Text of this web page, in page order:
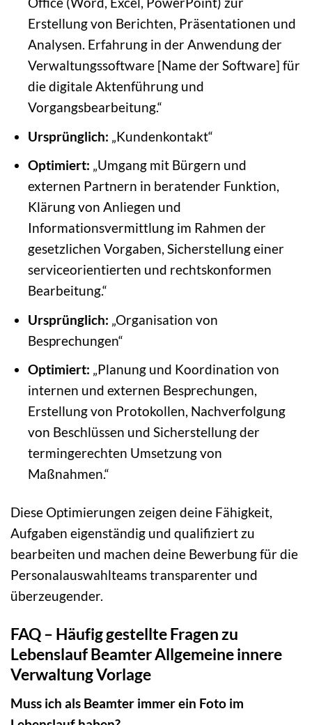
Erstellung von Berichten, Präsentationen und
Analysen. Erfahrung in der Anwendung der
Verwaltungssoftware [Name der Software] für
die digitale Aktenführung und
Vorgangsbearbeitung.“
Ursprünglich: „Kundenkontakt“
Optimiert: „Umgang mit Bürgern und
externen Partnern in beratender Funktion,
Klärung von Anliegen und
Informationsvermittlung im Rahmen der
gesetzlichen Vorgaben, Sicherstellung einer
serviceorientierten und rechtskonformen
Bearbeitung.“
Ursprünglich: „Organisation von
Besprechungen“
Optimiert: „Planung und Koordination von
internen und externen Besprechungen,
Erstellung von Protokollen, Nachverfolgung
von Beschlüssen und Sicherstellung der
termingerechten Umsetzung von
Maßnahmen.“
Diese Optimierungen zeigen deine Fähigkeit,
Aufgaben eigenständig und qualifiziert zu
bearbeiten und machen deine Bewerbung für die
Personalauswahlteams transparenter und
überzeugender.
FAQ – Häufig gestellte Fragen zu
Lebenslauf Beamter Allgemeine innere
Verwaltung Vorlage
Muss ich als Beamter immer ein Foto im